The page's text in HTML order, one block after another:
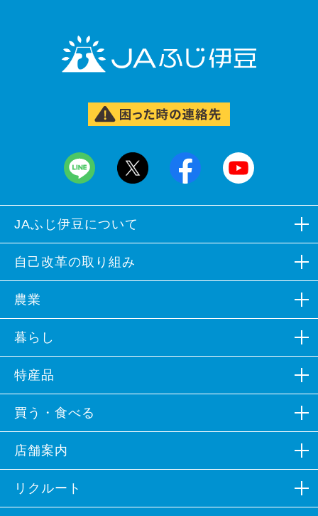
JAふじ伊豆について
組合概況
広報誌など
組合員募集
各部会組織
イメージソング
キャラクター紹介
カレンダーフォトコンテスト
公表事項
ポリシー
自己改革の取り組み
自己改革の取り組み
農業
生産資材
営農支援
農業体験
営農情報
暮らし
JAバンク
JA共済
プロパンガス
不動産
葬祭
旅行
特産品
特産品
加工品
特産品レシピ
JAふじ伊豆×ラブライブ！サンシャイン!!
買う・食べる
ファーマーズマーケットなど
朝市・夕市
飲食店
店舗案内
本支店一覧
施設一覧
リクルート